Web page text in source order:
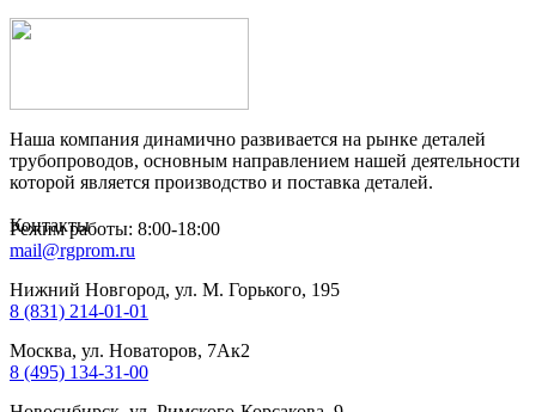
Наша компания динамично развивается на рынке деталей
трубопроводов, основным направлением нашей деятельности
которой является производство и поставка деталей.
Контакты
Режим работы: 8:00-18:00
mail@rgprom.ru
Нижний Новгород, ул. М. Горького, 195
8 (831) 214-01-01
Москва, ул. Новаторов, 7Ак2
8 (495) 134-31-00